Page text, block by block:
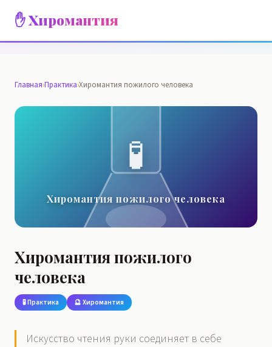
✋ Хиромантия
Главная›Практика›Хиромантия пожилого человека
🧪
Хиромантия пожилого человека
Хиромантия пожилого
человека
🧪 Практика 🔮 Хиромантия
Искусство чтения руки соединяет в себе